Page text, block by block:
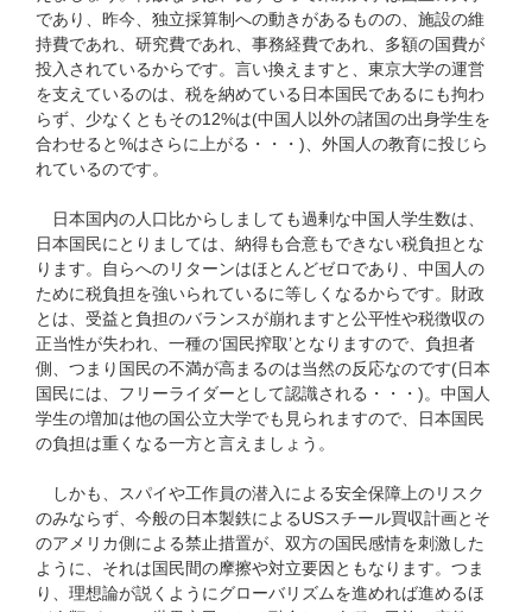
であり、昨今、独立採算制への動きがあるものの、施設の維
持費であれ、研究費であれ、事務経費であれ、多額の国費が
投入されているからです。言い換えますと、東京大学の運営
を支えているのは、税を納めている日本国民であるにも拘わ
らず、少なくともその12%は(中国人以外の諸国の出身学生を
合わせると%はさらに上がる・・・)、外国人の教育に投じら
れているのです。
日本国内の人口比からしましても過剰な中国人学生数は、
日本国民にとりましては、納得も合意もできない税負担とな
ります。自らへのリターンはほとんどゼロであり、中国人の
ために税負担を強いられているに等しくなるからです。財政
とは、受益と負担のバランスが崩れますと公平性や税徴収の
正当性が失われ、一種の‘国民搾取’となりますので、負担者
側、つまり国民の不満が高まるのは当然の反応なのです(日本
国民には、フリーライダーとして認識される・・・)。中国人
学生の増加は他の国公立大学でも見られますので、日本国民
の負担は重くなる一方と言えましょう。
しかも、スパイや工作員の潜入による安全保障上のリスク
のみならず、今般の日本製鉄によるUSスチール買収計画とそ
のアメリカ側による禁止措置が、双方の国民感情を刺激した
ように、それは国民間の摩擦や対立要因ともなります。つま
り、理想論が説くようにグローバリズムを進めれば進めるほ